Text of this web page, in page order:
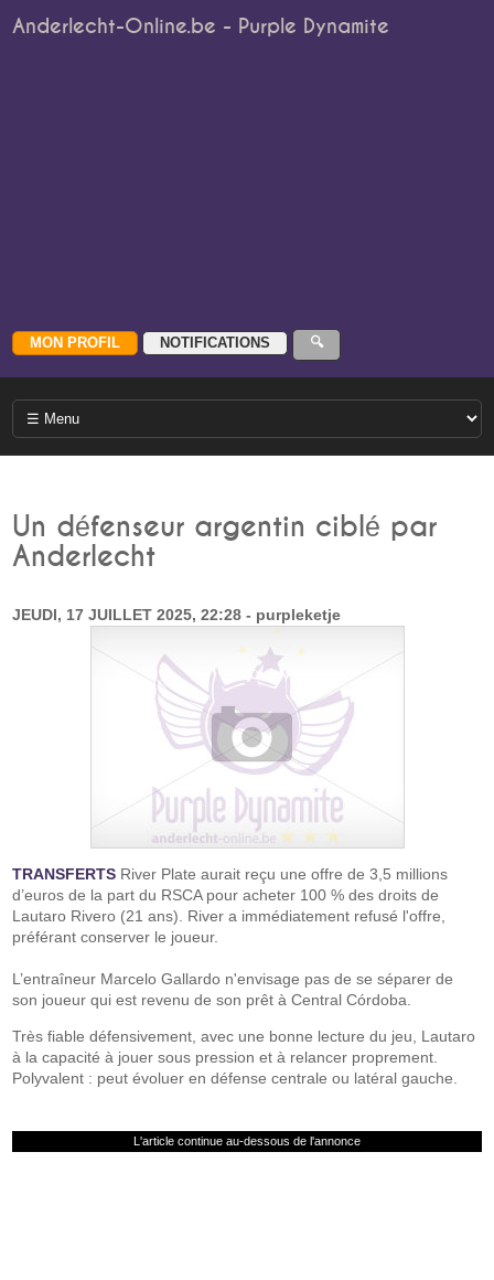
Anderlecht-Online.be - Purple Dynamite
Un défenseur argentin ciblé par
Anderlecht
JEUDI, 17 JUILLET 2025, 22:28 - purpleketje
TRANSFERTS River Plate aurait reçu une offre de 3,5 millions
d’euros de la part du RSCA pour acheter 100 % des droits de
Lautaro Rivero (21 ans). River a immédiatement refusé l'offre,
préférant conserver le joueur.
L’entraîneur Marcelo Gallardo n'envisage pas de se séparer de
son joueur qui est revenu de son prêt à Central Córdoba.
Très fiable défensivement, avec une bonne lecture du jeu, Lautaro
à la capacité à jouer sous pression et à relancer proprement.
Polyvalent : peut évoluer en défense centrale ou latéral gauche.
L'article continue au-dessous de l'annonce